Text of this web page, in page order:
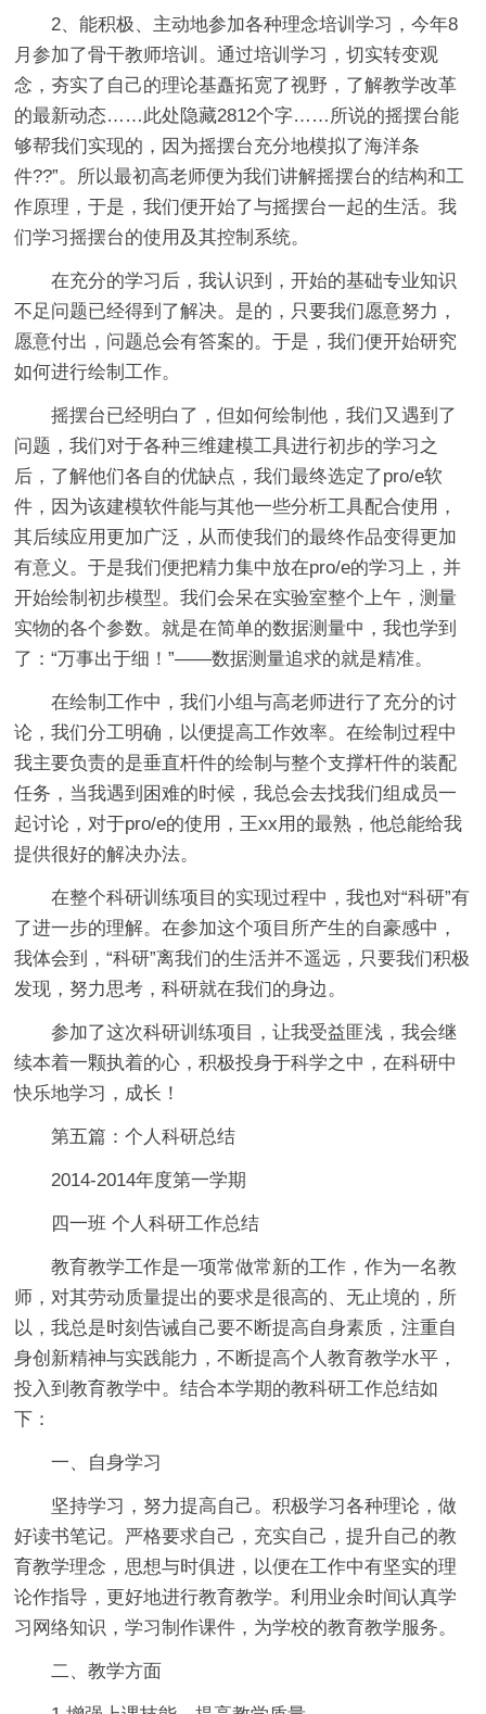
2、能积极、主动地参加各种理念培训学习，今年8
月参加了骨干教师培训。通过培训学习，切实转变观
念，夯实了自己的理论基矗拓宽了视野，了解教学改革
的最新动态……此处隐藏2812个字……所说的摇摆台能
够帮我们实现的，因为摇摆台充分地模拟了海洋条
件??”。所以最初高老师便为我们讲解摇摆台的结构和工
作原理，于是，我们便开始了与摇摆台一起的生活。我
们学习摇摆台的使用及其控制系统。
在充分的学习后，我认识到，开始的基础专业知识
不足问题已经得到了解决。是的，只要我们愿意努力，
愿意付出，问题总会有答案的。于是，我们便开始研究
如何进行绘制工作。
摇摆台已经明白了，但如何绘制他，我们又遇到了
问题，我们对于各种三维建模工具进行初步的学习之
后，了解他们各自的优缺点，我们最终选定了pro/e软
件，因为该建模软件能与其他一些分析工具配合使用，
其后续应用更加广泛，从而使我们的最终作品变得更加
有意义。于是我们便把精力集中放在pro/e的学习上，并
开始绘制初步模型。我们会呆在实验室整个上午，测量
实物的各个参数。就是在简单的数据测量中，我也学到
了：“万事出于细！”——数据测量追求的就是精准。
在绘制工作中，我们小组与高老师进行了充分的讨
论，我们分工明确，以便提高工作效率。在绘制过程中
我主要负责的是垂直杆件的绘制与整个支撑杆件的装配
任务，当我遇到困难的时候，我总会去找我们组成员一
起讨论，对于pro/e的使用，王xx用的最熟，他总能给我
提供很好的解决办法。
在整个科研训练项目的实现过程中，我也对“科研”有
了进一步的理解。在参加这个项目所产生的自豪感中，
我体会到，“科研”离我们的生活并不遥远，只要我们积极
发现，努力思考，科研就在我们的身边。
参加了这次科研训练项目，让我受益匪浅，我会继
续本着一颗执着的心，积极投身于科学之中，在科研中
快乐地学习，成长！
第五篇：个人科研总结
2014-2014年度第一学期
四一班 个人科研工作总结
教育教学工作是一项常做常新的工作，作为一名教
师，对其劳动质量提出的要求是很高的、无止境的，所
以，我总是时刻告诫自己要不断提高自身素质，注重自
身创新精神与实践能力，不断提高个人教育教学水平，
投入到教育教学中。结合本学期的教科研工作总结如
下：
一、自身学习
坚持学习，努力提高自己。积极学习各种理论，做
好读书笔记。严格要求自己，充实自己，提升自己的教
育教学理念，思想与时俱进，以便在工作中有坚实的理
论作指导，更好地进行教育教学。利用业余时间认真学
习网络知识，学习制作课件，为学校的教育教学服务。
二、教学方面